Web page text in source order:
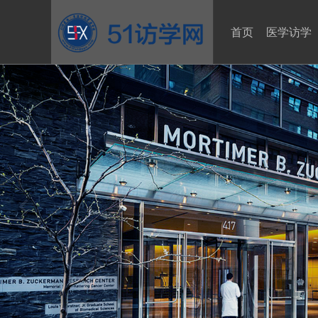
首页 医学访学